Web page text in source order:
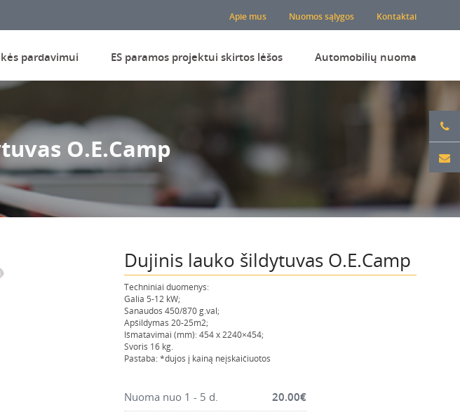
Apie mus Nuomos sąlygos Kontaktai
pardavimui ES paramos projektui skirtos lėšos Automobilių nuoma
O.E.Camp
Dujinis lauko šildytuvas O.E.Camp
Techniniai duomenys:
Galia 5-12 kW;
Sanaudos 450/870 g.val;
Apšildymas 20-25m2;
Išmatavimai (mm): 454 x 2240×454;
Svoris 16 kg.
Pastaba: *dujos į kainą neįskaičiuotos
Nuoma nuo 1 - 5 d. 20.00€